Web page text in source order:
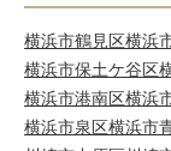
横浜市鶴見区横浜
横浜市保土ケ谷区
横浜市港南区横浜
横浜市泉区横浜市